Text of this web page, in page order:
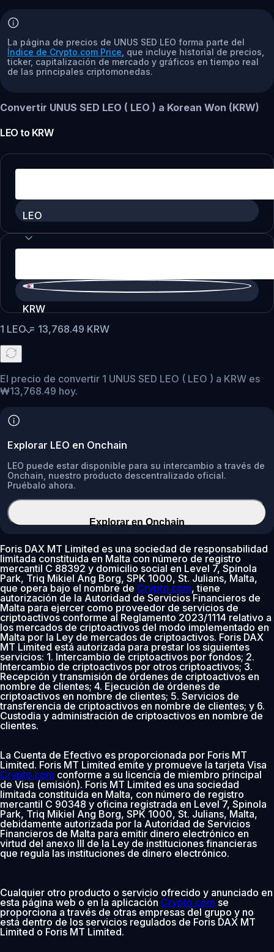
La página de precios de UNUS SED LEO forma parte del
Índice de Crypto.com Price , que incluye historial de precios,
ticker, capitalización de mercado y gráficos en tiempo real
de las principales criptomonedas.
Convertir UNUS SED LEO ( LEO ) a Korean Won (KRW)
LEO to KRW
LEO
KRW
1 LEO= 13,768.49 KRW
El precio de convertir 1 UNUS SED LEO ( LEO ) a KRW es
₩13,768.49 hoy.
Explorar LEO en Onchain
LEO puede estar disponible para su intercambio a través de
Onchain, nuestro producto descentralizado oficial.
Pruébalo ahora.
Explorar en Onchain
Foris DAX MT Limited es una sociedad de responsabilidad
limitada constituida en Malta con número de registro
mercantil C 88392 y domicilio social en Level 7, Spinola
Park, Triq Mikiel Ang Borg, SPK 1000, St. Julians, Malta,
que opera bajo el nombre de Crypto.com, tiene
autorización de la Autoridad de Servicios Financieros de
Malta para ejercer como proveedor de servicios de
criptoactivos conforme al Reglamento 2023/1114 relativo a
los mercados de criptoactivos del modo implementado en
Malta por la Ley de mercados de criptoactivos. Foris DAX
MT Limited está autorizada para prestar los siguientes
servicios: 1. Intercambio de criptoactivos por fondos; 2.
Intercambio de criptoactivos por otros criptoactivos; 3.
Recepción y transmisión de órdenes de criptoactivos en
nombre de clientes; 4. Ejecución de órdenes de
criptoactivos en nombre de clientes; 5. Servicios de
transferencia de criptoactivos en nombre de clientes; y 6.
Custodia y administración de criptoactivos en nombre de
clientes.
La Cuenta de Efectivo es proporcionada por Foris MT
Limited. Foris MT Limited emite y promueve la tarjeta Visa
Crypto.com conforme a su licencia de miembro principal
de Visa (emisión). Foris MT Limited es una sociedad
limitada constituida en Malta, con número de registro
mercantil C 90348 y oficina registrada en Level 7, Spinola
Park, Triq Mikiel Ang Borg, SPK 1000, St. Julians, Malta,
debidamente autorizada por la Autoridad de Servicios
Financieros de Malta para emitir dinero electrónico en
virtud del anexo III de la Ley de instituciones financieras
que regula las instituciones de dinero electrónico.
Cualquier otro producto o servicio ofrecido y anunciado en
esta página web o en la aplicación Crypto.com se
proporciona a través de otras empresas del grupo y no
está dentro de los servicios regulados de Foris DAX MT
Limited o Foris MT Limited.